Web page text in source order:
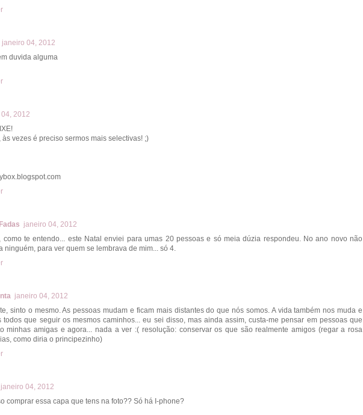
janeiro 04, 2012
duvida alguma
2012
às vezes é preciso sermos mais selectivas! ;)
janeiro 04, 2012
como te entendo... este Natal enviei para umas 20 pessoas e só meia dúzia respondeu. No ano novo não
ninguém, para ver quem se lembrava de mim... só 4.
janeiro 04, 2012
sinto o mesmo. As pessoas mudam e ficam mais distantes do que nós somos. A vida também nos muda e
todos que seguir os mesmos caminhos... eu sei disso, mas ainda assim, custa-me pensar em pessoas que
minhas amigas e agora... nada a ver :( resolução: conservar os que são realmente amigos (regar a rosa
como diria o principezinho)
janeiro 04, 2012
comprar essa capa que tens na foto?? Só há I-phone?